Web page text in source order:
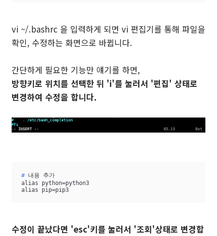
vi ~/.bashrc 을 입력하게 되면 vi 편집기를 통해 파일을
확인, 수정하는 화면으로 바뀝니다.
간단하게 필요한 기능만 얘기를 하면,
방향키로 위치를 선택한 뒤 'i'를 눌러서 '편집' 상태로
변경하여 수정을 합니다.
# 내용 추가
alias python=python3
alias pip=pip3
수정이 끝났다면 'esc'키를 눌러서 '조회'상태로 변경합